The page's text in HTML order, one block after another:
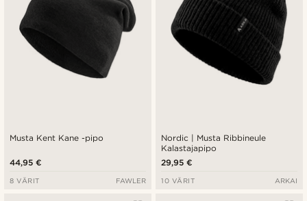
Musta Kent Kane -pipo
44,95 €
8 VÄRIT FAWLER
Nordic | Musta Ribbineule
Kalastajapipo
29,95 €
10 VÄRIT ARKAI